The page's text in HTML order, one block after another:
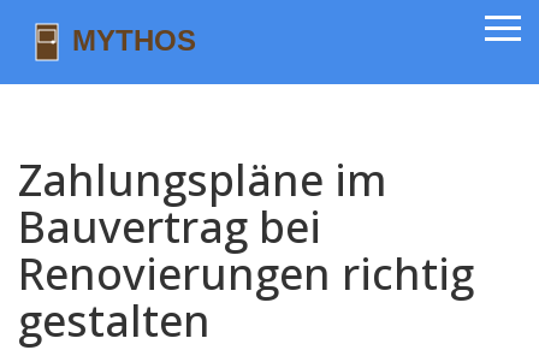
Zahlungspläne im
Bauvertrag bei
Renovierungen richtig
gestalten